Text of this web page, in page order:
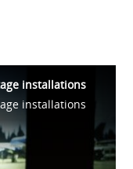
installations
installations